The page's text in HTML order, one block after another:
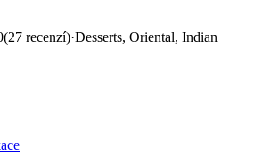
(27 recenzí)·Desserts, Oriental, Indian